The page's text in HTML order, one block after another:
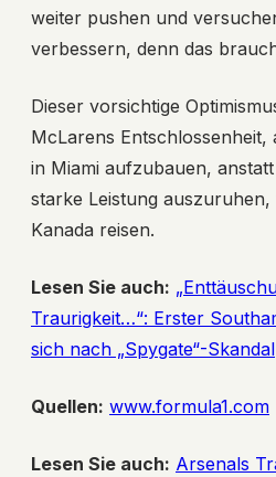
weiter pushen und
verbessern, denn das
Dieser vorsichtige
McLarens
in Miami aufzubauen,
starke Leistung
Kanada reisen.
Lesen Sie auch:
Traurigkeit…“: Erster
sich nach „Spygate“-Skandal
Quellen: www.formula1.com
Lesen Sie auch: Arsenals